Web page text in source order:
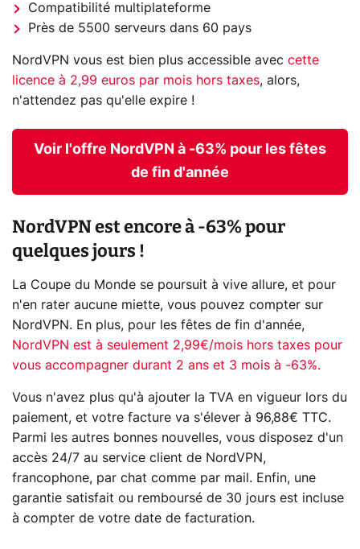
Compatibilité multiplateforme
Près de 5500 serveurs dans 60 pays
NordVPN vous est bien plus accessible avec cette
licence à 2,99 euros par mois hors taxes, alors,
n'attendez pas qu'elle expire !
Voir l'offre NordVPN à -63% pour les fêtes
de fin d'année
NordVPN est encore à -63% pour
quelques jours !
La Coupe du Monde se poursuit à vive allure, et pour
n'en rater aucune miette, vous pouvez compter sur
NordVPN. En plus, pour les fêtes de fin d'année,
NordVPN est à seulement 2,99€/mois hors taxes pour
vous accompagner durant 2 ans et 3 mois à -63%.
Vous n'avez plus qu'à ajouter la TVA en vigueur lors du
paiement, et votre facture va s'élever à 96,88€ TTC.
Parmi les autres bonnes nouvelles, vous disposez d'un
accès 24/7 au service client de NordVPN,
francophone, par chat comme par mail. Enfin, une
garantie satisfait ou remboursé de 30 jours est incluse
à compter de votre date de facturation.